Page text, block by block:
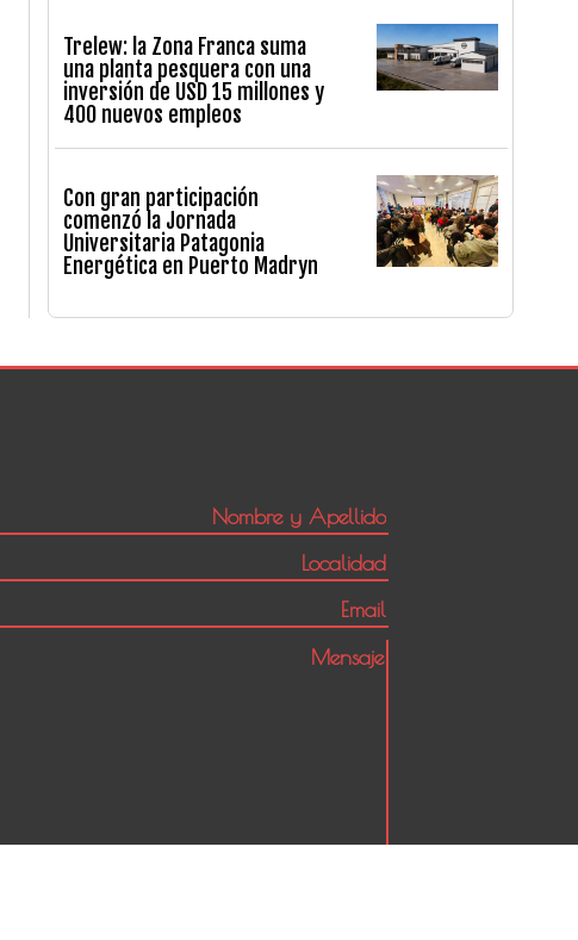
Trelew: la Zona Franca suma
una planta pesquera con una
inversión de USD 15 millones y
400 nuevos empleos
Con gran participación
comenzó la Jornada
Universitaria Patagonia
Energética en Puerto Madryn